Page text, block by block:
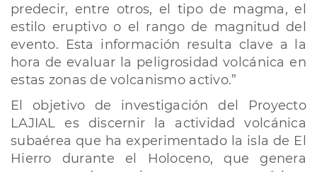
predecir, entre otros, el tipo de magma, el
estilo eruptivo o el rango de magnitud del
evento. Esta información resulta clave a la
hora de evaluar la peligrosidad volcánica en
estas zonas de volcanismo activo.”
El objetivo de investigación del Proyecto
LAJIAL es discernir la actividad volcánica
subaérea que ha experimentado la isla de El
Hierro durante el Holoceno, que genera